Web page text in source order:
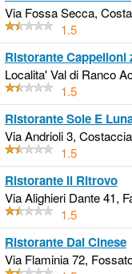
Via Fossa Secca,
1.5
Ristorante Cappelloni
Localita' Val di Ranco
1.5
Ristorante Sole E
Via Andrioli 3,
1.5
Ristorante Il Ritrovo
Via Alighieri Dante 41,
1.5
Ristorante Dal Cinese
Via Flaminia 72,